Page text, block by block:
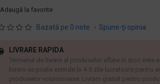
Bazată pe 0 note. - Spune-ţi opinia
Adaugă la favorite
LIVRARE RAPIDA
Termenul de livrare al produselor aflate in stoc este
livrare se poate extinde la 4-5 zile lucratoare pentru
produselor voluminoase. Livram gratuit pentru